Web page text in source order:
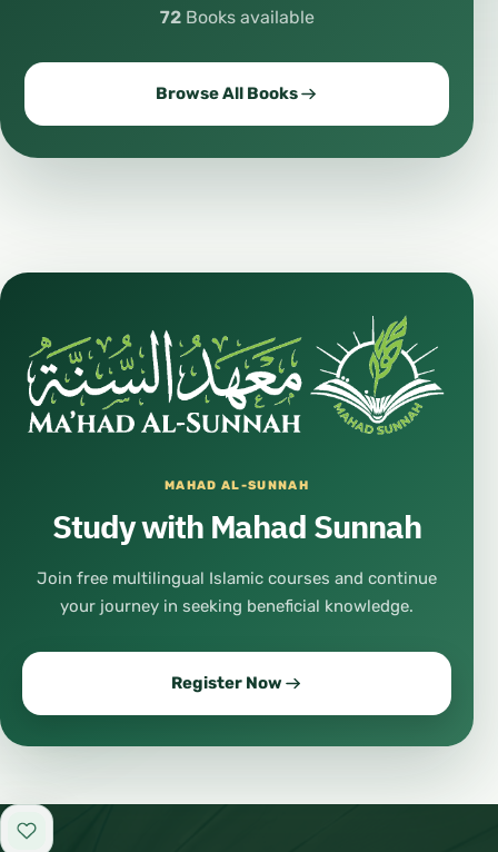
72 Books available
Browse All Books
MAHAD AL-SUNNAH
Study with Mahad Sunnah
Join free multilingual Islamic courses and continue
your journey in seeking beneficial knowledge.
Register Now
Add to favorites